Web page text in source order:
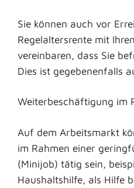
Sie können auch vor
Regelaltersrente mit
vereinbaren, dass Sie
Dies ist gegebenenfalls
Weiterbeschäftigung im
Auf dem Arbeitsmarkt
im Rahmen einer
(Minijob) tätig sein,
Haushaltshilfe, als Hilfe